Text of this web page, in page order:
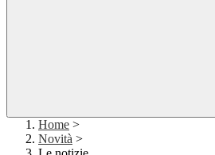
Home >
Novità >